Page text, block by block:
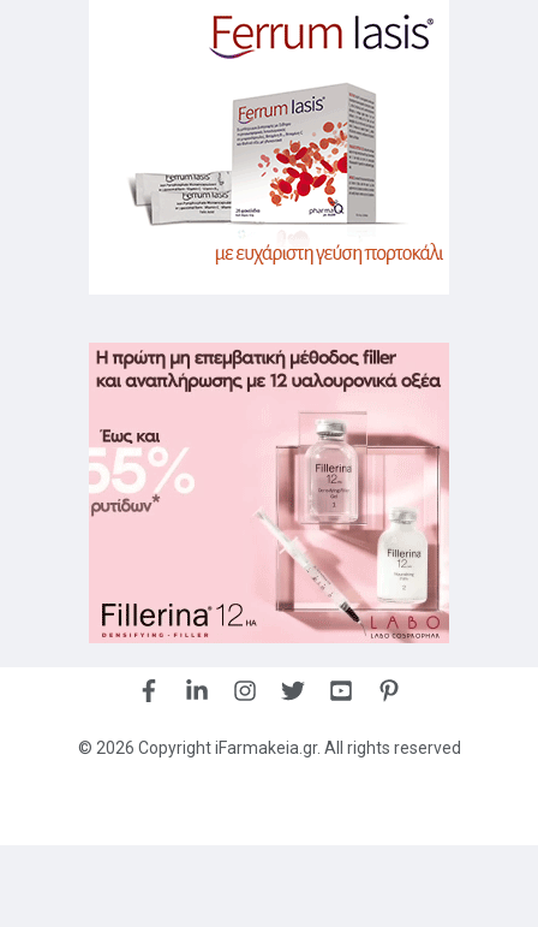
© 2026 Copyright iFarmakeia.gr. All rights reserved